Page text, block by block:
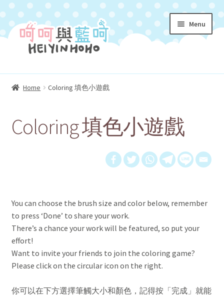
Skip
to
navigation
Skip
to
content
Menu
Homepage 首頁
Characters 角色介紹
Expand
child
My Account 我的帳號
Expand
menu
Contact Us 聯絡我們
Home Coloring 填色小遊戲
Coloring 填色小遊戲
You can choose the brush size and color below, remember
to press ‘Done’ to share your work.
There’s a chance your work will be featured, so put your
effort!
Want to invite your friends to join the coloring game?
Please click on the circular icon on the right.
你可以在下方選擇筆觸大小和顏色，記得按「完成」就能